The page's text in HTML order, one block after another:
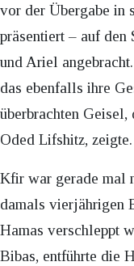
vor der Übergabe in
präsentiert – auf
und Ariel
das ebenfalls ihre
überbrachten
Oded Lifshitz, zeigte.
Kfir war gerade mal
damals vierjährigen
Hamas verschleppt
Bibas, entführte die